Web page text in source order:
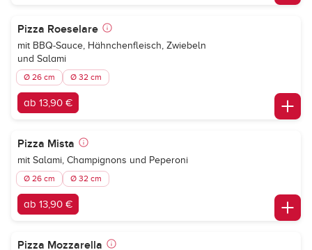
Pizza Roeselare
mit BBQ-Sauce, Hähnchenfleisch, Zwiebeln
und Salami
Ø 26 cm Ø 32 cm
ab 13,90 €
Pizza Mista
mit Salami, Champignons und Peperoni
Ø 26 cm Ø 32 cm
ab 13,90 €
Pizza Mozzarella